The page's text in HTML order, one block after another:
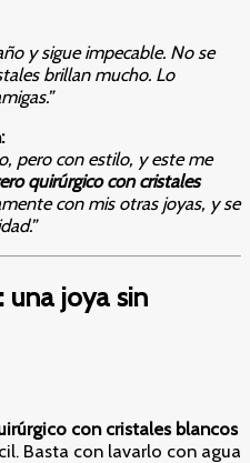
y sigue impecable. No se
brillan mucho. Lo
pero con estilo, y este me
quirúrgico con cristales
con mis otras joyas, y se
una joya sin
con cristales blancos
Basta con lavarlo con agua